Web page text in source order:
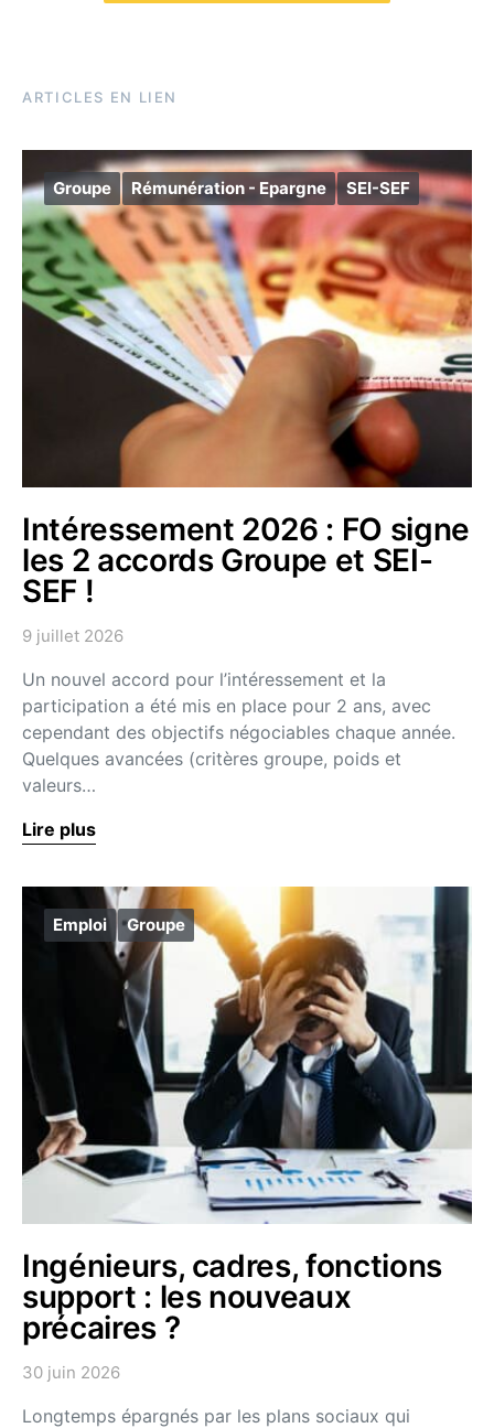
ARTICLES EN LIEN
Groupe Rémunération - Epargne SEI-SEF
Intéressement 2026 : FO signe
les 2 accords Groupe et SEI-
SEF !
9 juillet 2026
Un nouvel accord pour l’intéressement et la
participation a été mis en place pour 2 ans, avec
cependant des objectifs négociables chaque année.
Quelques avancées (critères groupe, poids et
valeurs…
Lire plus
Emploi Groupe
Ingénieurs, cadres, fonctions
support : les nouveaux
précaires ?
30 juin 2026
Longtemps épargnés par les plans sociaux qui